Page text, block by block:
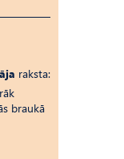
raksta:
braukā